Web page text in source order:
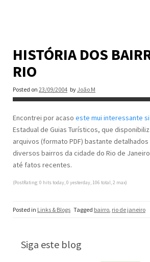
HISTÓRIA DOS
RIO
Posted on 23/09/2004 by João M
Encontrei por acaso este mui interessante
Estadual de Guias Turísticos, que
arquivos (formato PDF) bastante
diversos bairros da cidade do Rio de
até fatos recentes.
(PostRating: 0 hits today, 0 yesterday, 106 total, 2 max)
Posted in Links & Blogs Tagged bairro, rio de janeiro
Siga este blog